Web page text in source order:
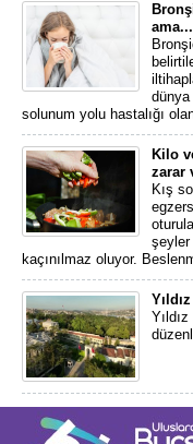
ama...
solunum yolu hastalığı
Kilo
zarar
Kış
şeyler
kaçınılmaz oluyor.